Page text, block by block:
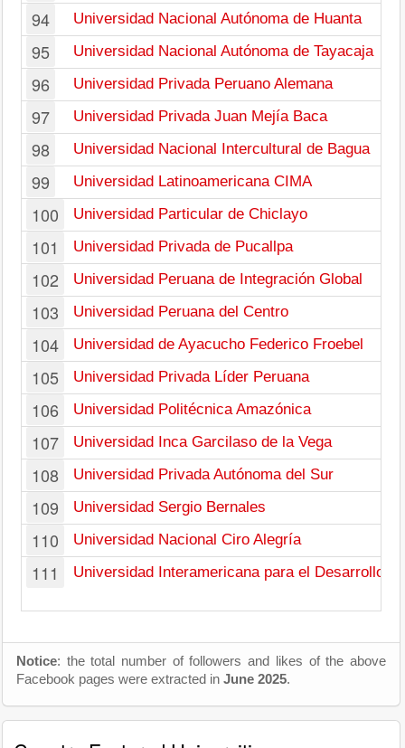
94 Universidad Nacional Autónoma de Huanta
95 Universidad Nacional Autónoma de Tayacaja
96 Universidad Privada Peruano Alemana
97 Universidad Privada Juan Mejía Baca
98 Universidad Nacional Intercultural de Bagua
99 Universidad Latinoamericana CIMA
100 Universidad Particular de Chiclayo
101 Universidad Privada de Pucallpa
102 Universidad Peruana de Integración Global
103 Universidad Peruana del Centro
104 Universidad de Ayacucho Federico Froebel
105 Universidad Privada Líder Peruana
106 Universidad Politécnica Amazónica
107 Universidad Inca Garcilaso de la Vega
108 Universidad Privada Autónoma del Sur
109 Universidad Sergio Bernales
110 Universidad Nacional Ciro Alegría
111 Universidad Interamericana para el Desarrollo,
Notice: the total number of followers and likes of the above
Facebook pages were extracted in June 2025.